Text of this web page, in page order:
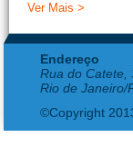
Ver Mais >
Endereço
Rua do Catete,
Rio de Janeiro/
©Copyright